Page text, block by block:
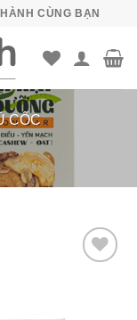
CÙNG BẠN
CỐC